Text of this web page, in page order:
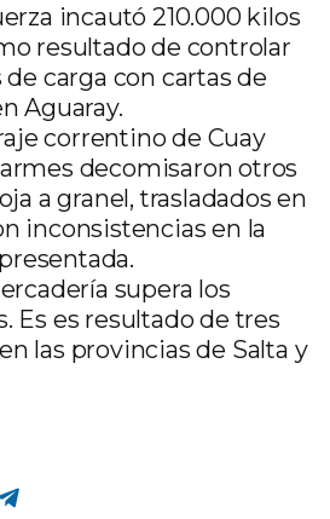
incautó 210.000 kilos
resultado de controlar
carga con cartas de
Aguaray.
correntino de Cuay
decomisaron otros
a granel, trasladados en
inconsistencias en la
supera los
Es es resultado de tres
las provincias de Salta y